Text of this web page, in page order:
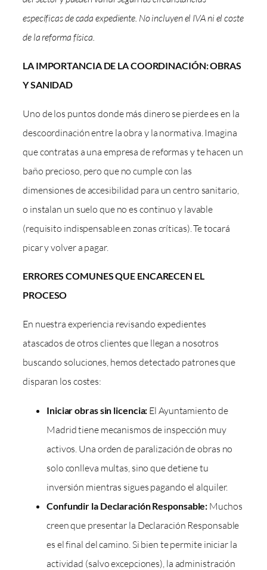
específicas de cada expediente. No incluyen el IVA ni el coste
de la reforma física.
LA IMPORTANCIA DE LA COORDINACIÓN: OBRAS
Y SANIDAD
Uno de los puntos donde más dinero se pierde es en la
descoordinación entre la obra y la normativa. Imagina
que contratas a una empresa de reformas y te hacen un
baño precioso, pero que no cumple con las
dimensiones de accesibilidad para un centro sanitario,
o instalan un suelo que no es continuo y lavable
(requisito indispensable en zonas críticas). Te tocará
picar y volver a pagar.
ERRORES COMUNES QUE ENCARECEN EL
PROCESO
En nuestra experiencia revisando expedientes
atascados de otros clientes que llegan a nosotros
buscando soluciones, hemos detectado patrones que
disparan los costes:
Iniciar obras sin licencia: El Ayuntamiento de
Madrid tiene mecanismos de inspección muy
activos. Una orden de paralización de obras no
solo conlleva multas, sino que detiene tu
inversión mientras sigues pagando el alquiler.
Confundir la Declaración Responsable: Muchos
creen que presentar la Declaración Responsable
es el final del camino. Si bien te permite iniciar la
actividad (salvo excepciones), la administración